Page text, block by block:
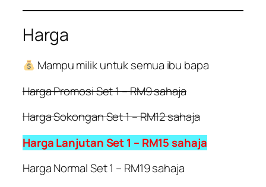
Harga
Mampu milik untuk semua ibu bapa
Harga Promosi Set 1 – RM9 sahaja
Harga Sokongan Set 1 – RM12 sahaja
Harga Lanjutan Set 1 – RM15 sahaja
Harga Normal Set 1 – RM19 sahaja